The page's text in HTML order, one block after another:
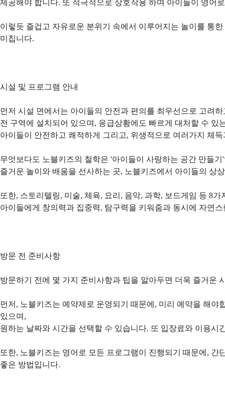
제공해야 합니다. 또 적극적으로 상호작용 하며 아이들이 영어
이렇듯 즐겁고 자유로운 분위기 속에서 이루어지는 놀이를 통
미칩니다.
시설 및 프로그램 안내
먼저 시설 면에서는 아이들의 안전과 편의를 최우선으로 고려
전 구역에 설치되어 있으며, 응급상황에도 빠르게 대처할 수 있
아이들이 안전하고 쾌적하게 그리고, 위생적으로 여러가지 체
무엇보다도 노블키즈의 철학은 '아이들이 사랑하는 공간 만들
즐거운 놀이와 배움을 선사하는 곳, 노블키즈에서 아이들의 상
또한, 스토리텔링, 미술, 체육, 요리, 음악, 과학, 보드게임 등 8
아이들에게 창의력과 집중력, 탐구력을 키워줌과 동시에 자연
방문 전 준비사항
방문하기 전에 몇 가지 준비사항과 팁을 알아두면 더욱 즐거운
먼저, 노블키즈는 예약제로 운영되기 때문에, 미리 예약을 해야
있으며,
원하는 날짜와 시간을 선택할 수 있습니다. 또 입장료와 이용시
또한, 노블키즈는 영어로 모든 프로그램이 진행되기 때문에,
좋은 방법입니다.